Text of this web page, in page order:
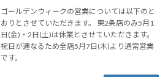
ゴールデンウィークの営業については以下のと
おりとさせていただきます。 東2条店のみ5月1
日(金)・2日(土)は休業とさせていただきます。
祝日が連なるため全店5月7日(木)より通常営業
です。